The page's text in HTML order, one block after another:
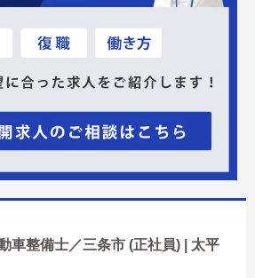
車整備士／三条市 (正社員) | 太平